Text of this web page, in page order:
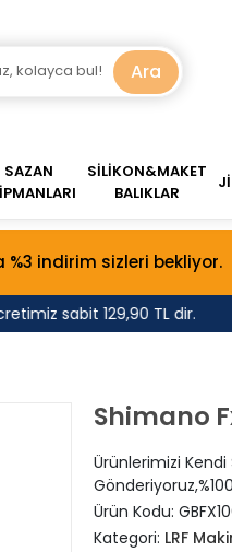
indirim sizleri bekliyor.
sabit 129,90 TL dir.
Ara
SAZAN
SİLİKON&MAKET
BALIKLAR
Shimano
Ürünlerimizi Kendi
Ürün Kodu:
Kategori: LRF